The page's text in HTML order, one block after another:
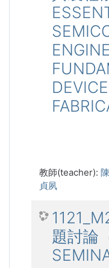
教師(teacher): 陳
貞夙
題討論